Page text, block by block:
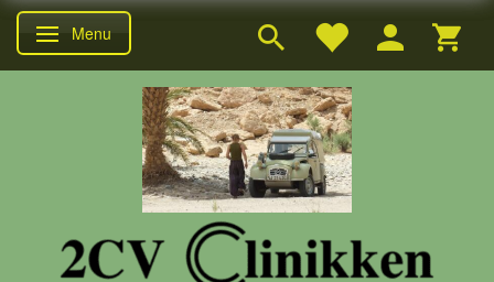
Skifte navigation
Menu